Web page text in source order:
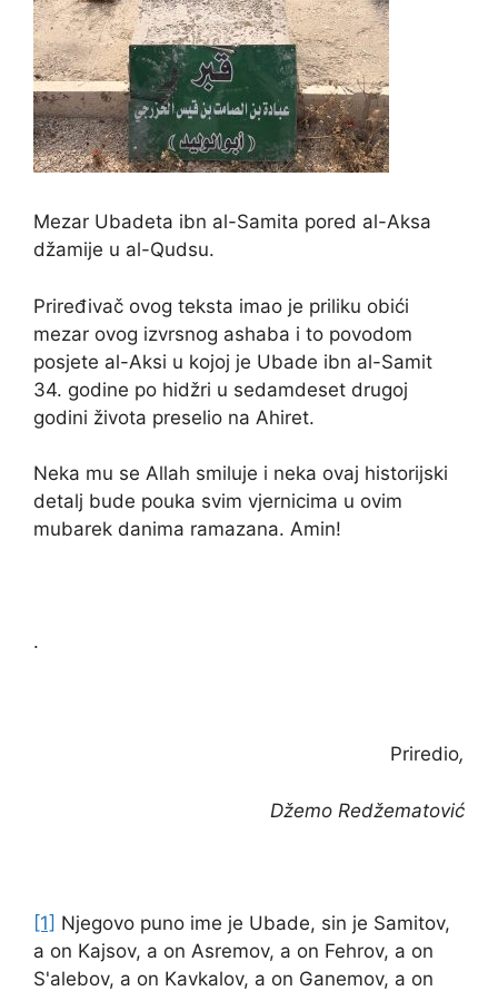
Mezar Ubadeta ibn al-Samita pored al-Aksa
džamije u al-Qudsu.
Priređivač ovog teksta imao je priliku obići
mezar ovog izvrsnog ashaba i to povodom
posjete al-Aksi u kojoj je Ubade ibn al-Samit
34. godine po hidžri u sedamdeset drugoj
godini života preselio na Ahiret.
Neka mu se Allah smiluje i neka ovaj historijski
detalj bude pouka svim vjernicima u ovim
mubarek danima ramazana. Amin!
.
Priredio,
Džemo Redžematović
[1] Njegovo puno ime je Ubade, sin je Samitov,
a on Kajsov, a on Asremov, a on Fehrov, a on
S'alebov, a on Kavkalov, a on Ganemov, a on